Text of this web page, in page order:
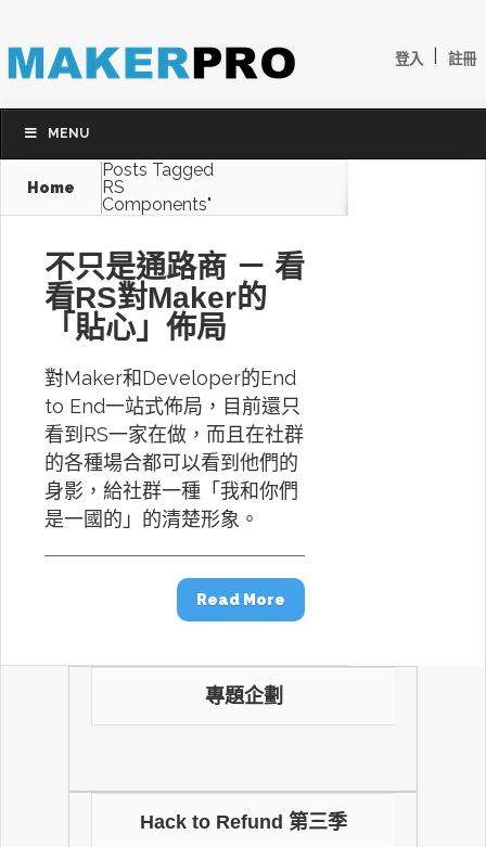
登入 註冊
MENU
Home
Posts Tagged
RS
Components"
不只是通路商 － 看
看RS對Maker的
「貼心」佈局
對Maker和Developer的End
to End一站式佈局，目前還只
看到RS一家在做，而且在社群
的各種場合都可以看到他們的
身影，給社群一種「我和你們
是一國的」的清楚形象。
Read More
專題企劃
Hack to Refund 第三季